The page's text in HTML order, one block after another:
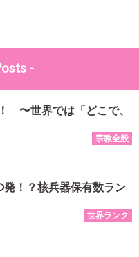
-
〜世界では「どこで、
！？核兵器保有数ラン